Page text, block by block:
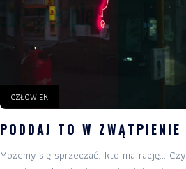
O
stronie
Ważne
Sklep
CZŁOWIEK
PODDAJ TO W ZWĄTPIENIE
Możemy się sprzeczać, kto ma rację… Czy